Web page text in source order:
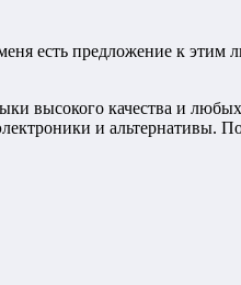
есть предложение к
высокого качества и
и альтернативы.